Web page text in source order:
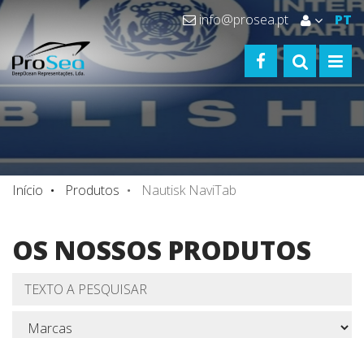
info@prosea.pt PT
FACEBOOK
TOGGLE
Início Produtos Nautisk NaviTab
OS NOSSOS PRODUTOS